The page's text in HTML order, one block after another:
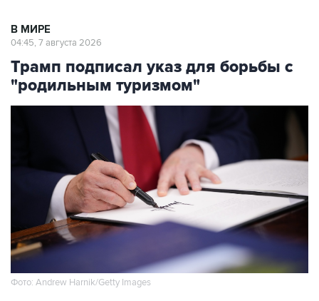
В МИРЕ
04:45, 7 августа 2026
Трамп подписал указ для борьбы с
"родильным туризмом"
Фото: Andrew Harnik/Getty Images